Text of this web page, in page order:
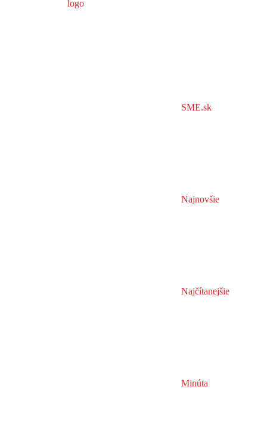
SME.sk
Najnovšie
Najčítanejšie
Minúta